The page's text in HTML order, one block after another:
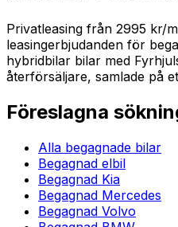
Privatleasing från 2995 kr/
leasingerbjudanden för
hybridbilar bilar med
återförsäljare, samlade på
Föreslagna
Alla begagnade bilar
Begagnad elbil
Begagnad Kia
Begagnad Mercedes
Begagnad Volvo